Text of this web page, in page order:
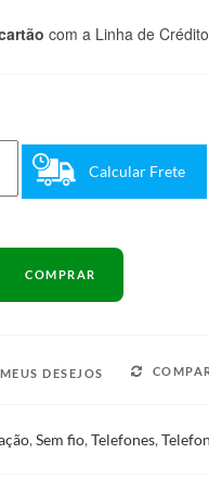
com a Linha de
Calcular Frete
COMPRAR
DESEJOS
, Sem fio, Telefones,